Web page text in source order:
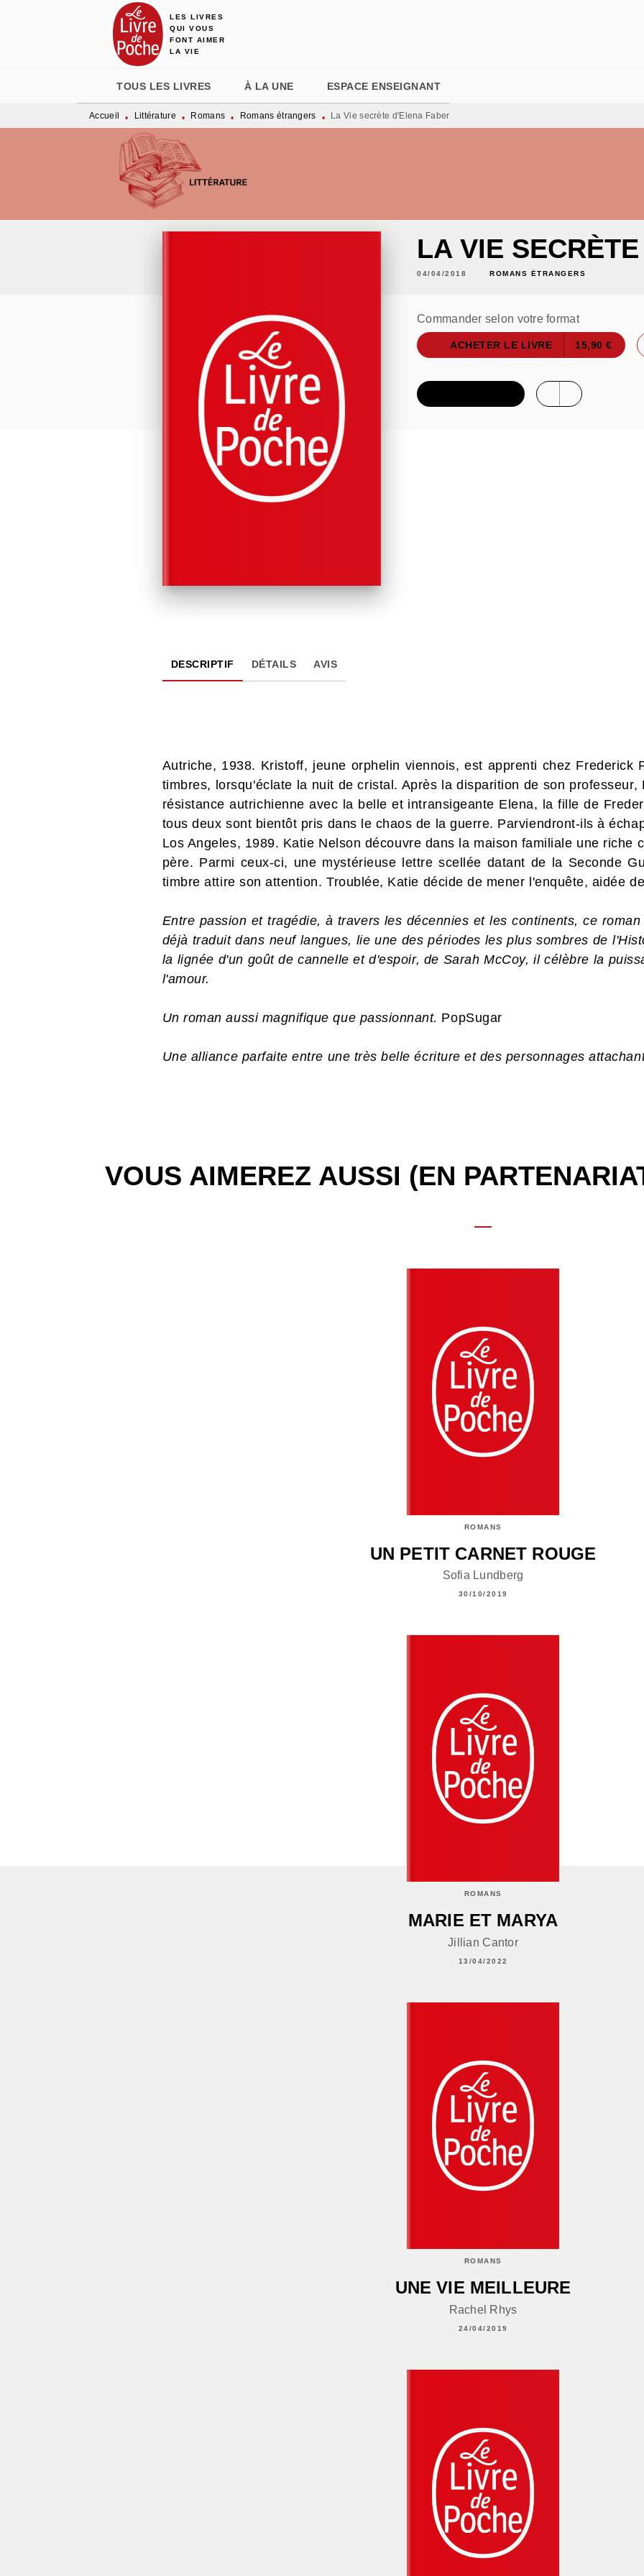
MENU RECHERCHE
LES LIVRES
QUI VOUS
FONT AIMER
LA VIE
TOUS LES LIVRES À LA UNE ESPACE ENSEIGNANT
Accueil • Littérature • Romans • Romans étrangers • La Vie secrète d'Elena Faber
LA VIE
04/04/2018 ROMANS ÉTRANGERS
Commander selon votre format
ACHETER LE LIVRE 15,90 €
DESCRIPTIF DÉTAILS AVIS
Autriche, 1938. Kristoff, jeune orphelin viennois, est apprenti chez Frederick
timbres, lorsqu'éclate la nuit de cristal. Après la disparition de son
résistance autrichienne avec la belle et intransigeante Elena, la fille de
tous deux sont bientôt pris dans le chaos de la guerre. Parviendront-ils à
Los Angeles, 1989. Katie Nelson découvre dans la maison familiale une riche
père. Parmi ceux-ci, une mystérieuse lettre scellée datant de la Seconde
timbre attire son attention. Troublée, Katie décide de mener l'enquête, aidée
Entre passion et tragédie, à travers les décennies et les continents, ce
déjà traduit dans neuf langues, lie une des périodes les plus sombres de
la lignée d'un goût de cannelle et d'espoir, de Sarah McCoy, il célèbre la
l'amour.
Un roman aussi magnifique que passionnant. PopSugar
Une alliance parfaite entre une très belle écriture et des personnages
VOUS AIMEREZ AUSSI (EN
ROMANS
UN PETIT CARNET ROUGE
Sofia Lundberg
30/10/2019
ROMANS
MARIE ET MARYA
Jillian Cantor
13/04/2022
ROMANS
UNE VIE MEILLEURE
Rachel Rhys
24/04/2019